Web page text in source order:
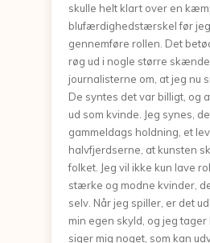
skulle helt klart over en
blufærdighedstærskel før
gennemføre rollen. Det
røg ud i nogle større
journalisterne om, at jeg nu
De syntes det var billigt, og
ud som kvinde. Jeg synes,
gammeldags holdning, et
halvfjerdserne, at kunsten
folket. Jeg vil ikke kun lave
stærke og modne kvinder,
selv. Når jeg spiller, er det
min egen skyld, og jeg tager
siger mig noget, som kan